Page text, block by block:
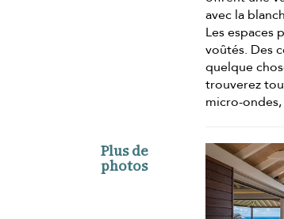
avec la
Les espaces
voûtés. Des
quelque
trouverez
micro-
Plus de
photos